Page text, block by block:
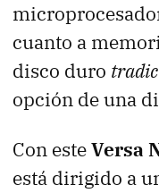
cuanto a
disco duro
opción de una
Con esteVersa
está dirigido a